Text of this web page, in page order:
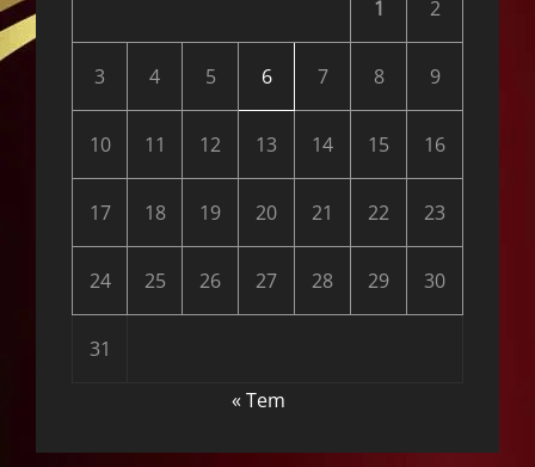
1 2
3 4 5 6 7 8 9
10 11 12 13 14 15 16
17 18 19 20 21 22 23
24 25 26 27 28 29 30
31
« Tem